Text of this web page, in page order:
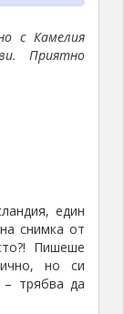
с Камелия
Приятно
един
снимка от
Пишеше
но си
трябва да